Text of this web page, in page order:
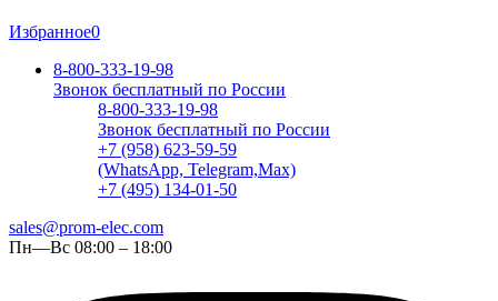
Избранное0
8-800-333-19-98
Звонок бесплатный по России
8-800-333-19-98
Звонок бесплатный по России
+7 (958) 623-59-59
(WhatsApp, Telegram,Max)
+7 (495) 134-01-50
sales@prom-elec.com
Пн—Вс 08:00 – 18:00